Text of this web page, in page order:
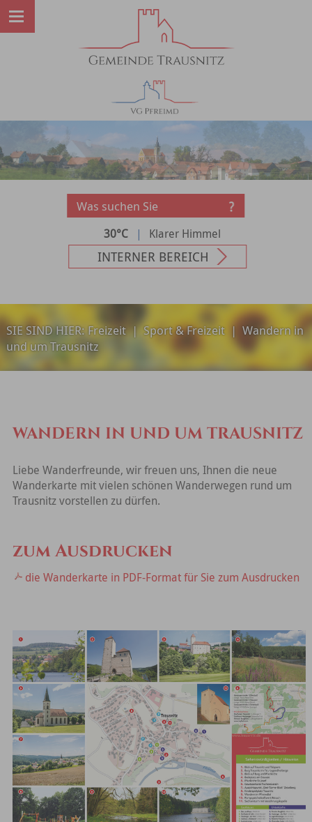
30°C | Klarer Himmel
INTERNER BEREICH
SIE SIND HIER:Freizeit| Sport & Freizeit| Wandern in
und um Trausnitz
WANDERN IN UND UM TRAUSNITZ
Liebe Wanderfreunde, wir freuen uns, Ihnen die neue
Wanderkarte mit vielen schönen Wanderwegen rund um
Trausnitz vorstellen zu dürfen.
zum Ausdrucken
die Wanderkarte in PDF-Format für Sie zum Ausdrucken